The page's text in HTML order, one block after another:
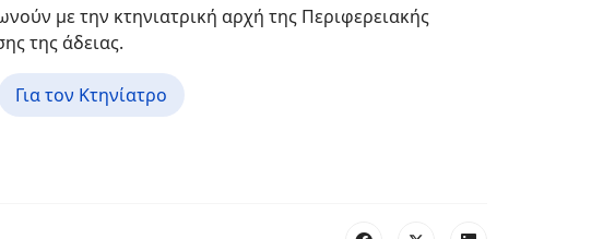
με την κτηνιατρική αρχή της Περιφερειακής
της άδειας.
Για τον Κτηνίατρο